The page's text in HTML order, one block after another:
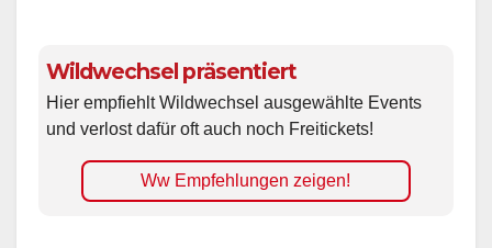
Wildwechsel präsentiert
Hier empfiehlt Wildwechsel ausgewählte Events
und verlost dafür oft auch noch Freitickets!
Ww Empfehlungen zeigen!